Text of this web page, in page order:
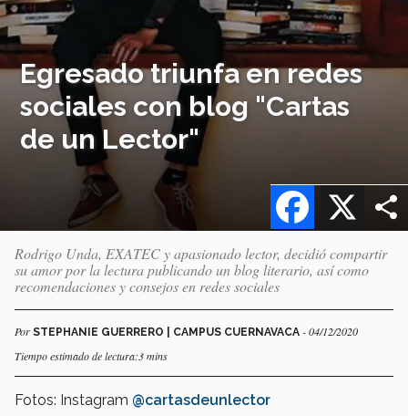
Egresado triunfa en redes
sociales con blog "Cartas
de un Lector"
X
Facebook
Rodrigo Unda, EXATEC y apasionado lector, decidió compartir
su amor por la lectura publicando un blog literario, así como
recomendaciones y consejos en redes sociales
Por STEPHANIE GUERRERO | CAMPUS CUERNAVACA - 04/12/2020
Tiempo estimado de lectura:3 mins
Fotos: Instagram @cartasdeunlector